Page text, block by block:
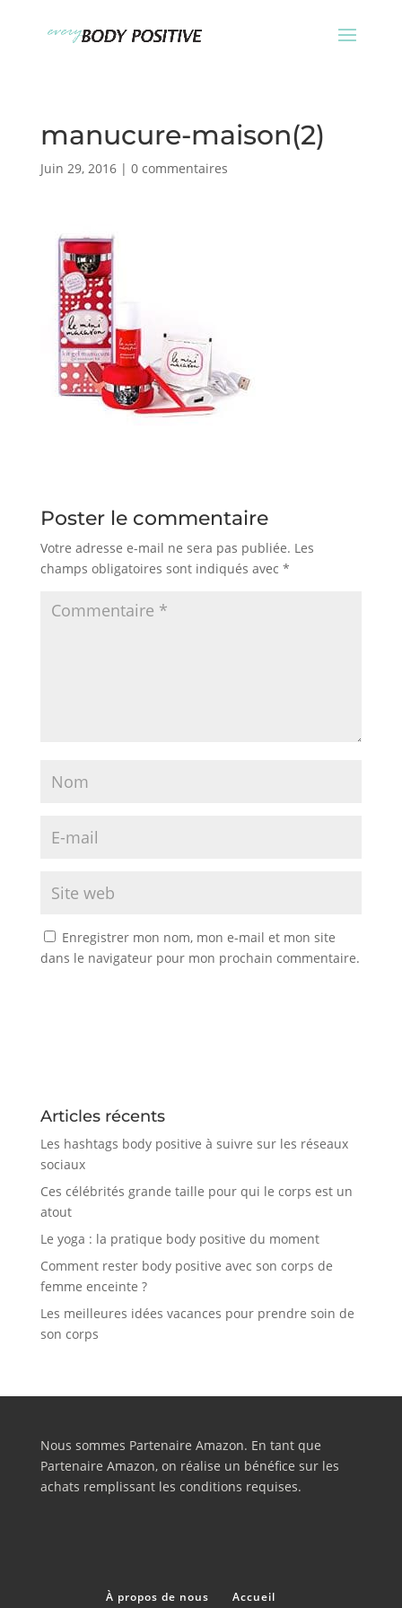
manucure-maison(2)
Juin 29, 2016| 0 commentaires
Poster le commentaire
Votre adresse e-mail ne sera pas publiée. Les
champs obligatoires sont indiqués avec *
Enregistrer mon nom, mon e-mail et mon site
dans le navigateur pour mon prochain commentaire.
Articles récents
Les hashtags body positive à suivre sur les réseaux
sociaux
Ces célébrités grande taille pour qui le corps est un
atout
Le yoga : la pratique body positive du moment
Comment rester body positive avec son corps de
femme enceinte ?
Les meilleures idées vacances pour prendre soin de
son corps
Nous sommes Partenaire Amazon. En tant que
Partenaire Amazon, on réalise un bénéfice sur les
achats remplissant les conditions requises.
À propos de nous Accueil